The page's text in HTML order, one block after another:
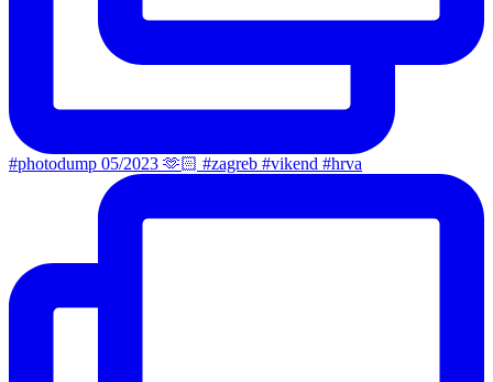
#photodump 05/2023 🫶🏻 #zagreb #vikend #hrva